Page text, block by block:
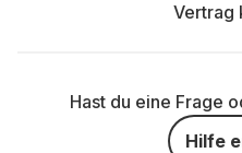
Vertrag
Hast du eine Frage
Hilfe